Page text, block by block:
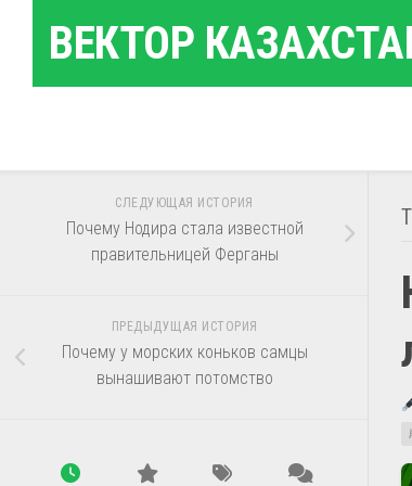
содержаниюВЕКТОР
СЛЕДУЮЩАЯ ИСТОРИЯ
Почему Нодира стала известной
правительницей Ферганы
ПРЕДЫДУЩАЯ ИСТОРИЯ
Почему у морских коньков самцы
вынашивают потомство